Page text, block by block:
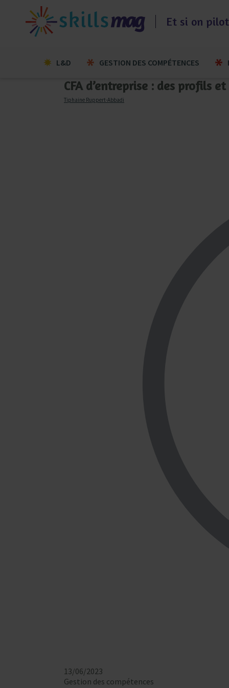
contenu
Et si on
L&D GESTION DES COMPÉTENCES
CFA d’entreprise : des profils
Tiphaine Ruppert-Abbadi
13/06/2023
Gestion des compétences